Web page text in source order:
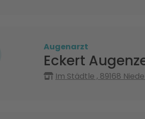
Augenarzt
Eckert
Im Städtle , 89168